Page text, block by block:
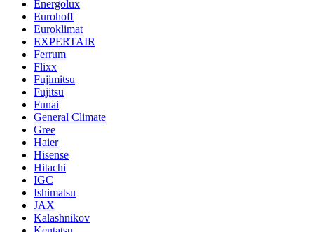
Energolux
Eurohoff
Euroklimat
EXPERTAIR
Ferrum
Flixx
Fujimitsu
Fujitsu
Funai
General Climate
Gree
Haier
Hisense
Hitachi
IGC
Ishimatsu
JAX
Kalashnikov